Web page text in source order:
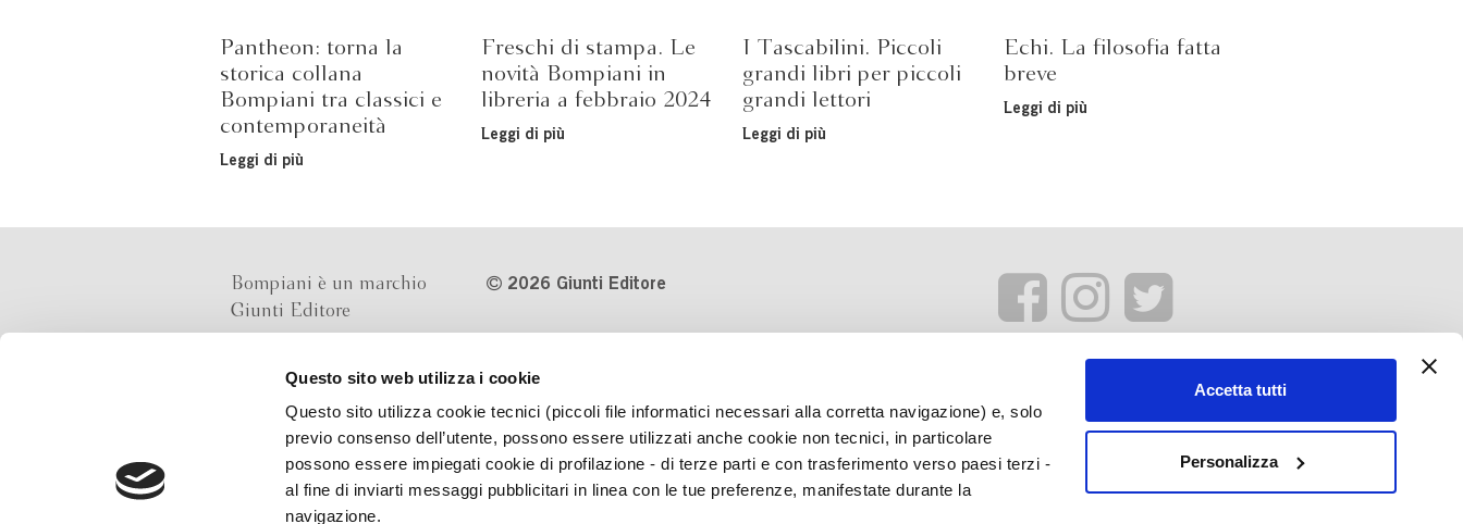
Questo sito web utilizza i cookie
Questo sito utilizza cookie tecnici (piccoli file informatici necessari alla corretta navigazione) e, solo
previo consenso dell’utente, possono essere utilizzati anche cookie non tecnici, in particolare
possono essere impiegati cookie di profilazione - di terze parti e con trasferimento verso paesi terzi -
al fine di inviarti messaggi pubblicitari in linea con le tue preferenze, manifestate durante la
navigazione.
Accetta tutti
Personalizza
Pantheon: torna la
storica collana
Bompiani tra classici e
contemporaneità
Leggi di più
Freschi di stampa. Le
novità Bompiani in
libreria a febbraio 2024
Leggi di più
I Tascabilini. Piccoli
grandi libri per piccoli
grandi lettori
Leggi di più
Echi. La filosofia fatta
breve
Leggi di più
Bompiani è un marchio
Giunti Editore
Via Bolognese 165,
50139 Firenze
2026 Giunti Editore
Numero d'iscrizione al Registro
Imprese di Milano REA 1327444
Informativa sulla privacy